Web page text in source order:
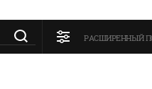
РАСШИРЕННЫЙ